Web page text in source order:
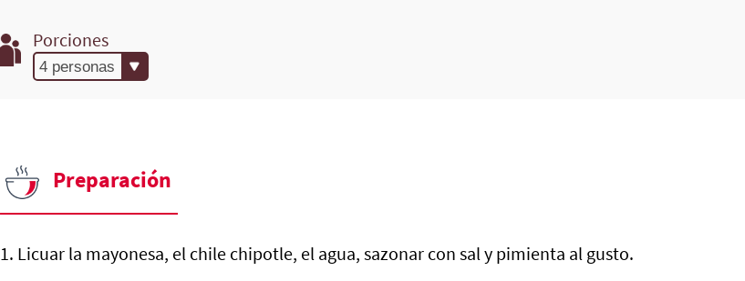
Porciones
Preparación
1. Licuar la mayonesa, el chile chipotle, el agua, sazonar con sal y pimienta al gusto.